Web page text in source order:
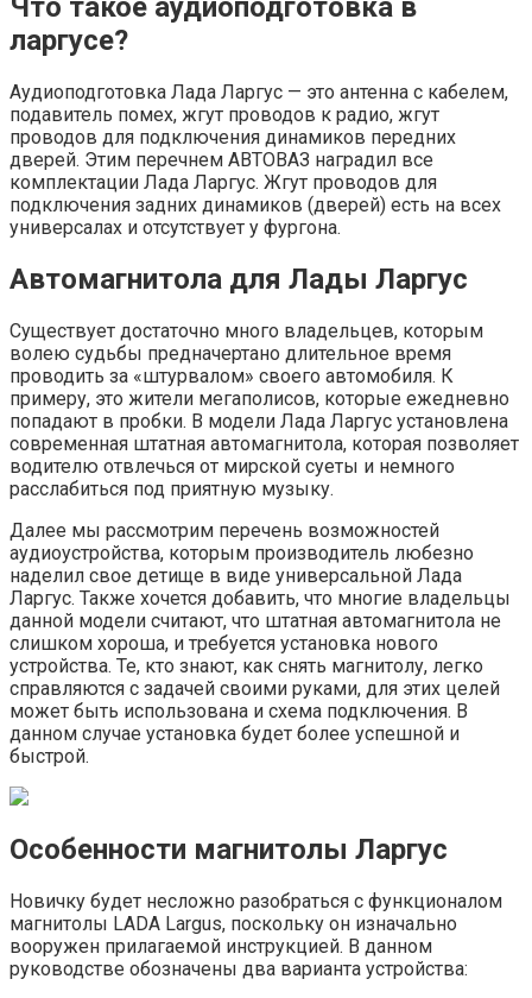
Что такое аудиоподготовка в
ларгусе?
Аудиоподготовка Лада Ларгус — это антенна с кабелем,
подавитель помех, жгут проводов к радио, жгут
проводов для подключения динамиков передних
дверей. Этим перечнем АВТОВАЗ наградил все
комплектации Лада Ларгус. Жгут проводов для
подключения задних динамиков (дверей) есть на всех
универсалах и отсутствует у фургона.
Автомагнитола для Лады Ларгус
Существует достаточно много владельцев, которым
волею судьбы предначертано длительное время
проводить за «штурвалом» своего автомобиля. К
примеру, это жители мегаполисов, которые ежедневно
попадают в пробки. В модели Лада Ларгус установлена
современная штатная автомагнитола, которая позволяет
водителю отвлечься от мирской суеты и немного
расслабиться под приятную музыку.
Далее мы рассмотрим перечень возможностей
аудиоустройства, которым производитель любезно
наделил свое детище в виде универсальной Лада
Ларгус. Также хочется добавить, что многие владельцы
данной модели считают, что штатная автомагнитола не
слишком хороша, и требуется установка нового
устройства. Те, кто знают, как снять магнитолу, легко
справляются с задачей своими руками, для этих целей
может быть использована и схема подключения. В
данном случае установка будет более успешной и
быстрой.
Особенности магнитолы Ларгус
Новичку будет несложно разобраться с функционалом
магнитолы LADA Largus, поскольку он изначально
вооружен прилагаемой инструкцией. В данном
руководстве обозначены два варианта устройства: